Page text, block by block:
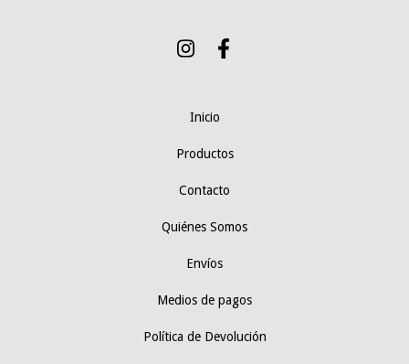
Inicio
Productos
Contacto
Quiénes Somos
Envíos
Medios de pagos
Política de Devolución